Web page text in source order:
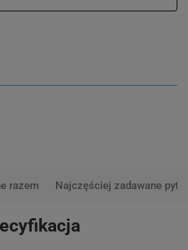
razem Najczęściej zadawane